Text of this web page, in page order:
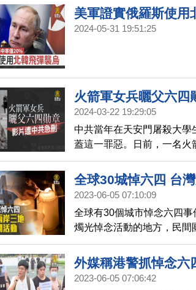
個人。
美軍證實俄羅斯使用
宇掃描
2024-05-31 19:51:25
火箭軍女兵曬父六四
2024-03-22 19:29:05
中共當年在天安門屠殺大
蓋這一罪惡。日前，一名火
六四勛章，引發爭議後，
相的關注。
全球30城悼六四 台
2023-06-05 07:10:09
全球有30個城市悼念六四
燭光悼念活動的地方，民間
證者、在台港人、人權工
雨參加活動，就是為了對中
外媒稱港警抓悼念六
2023-06-05 07:06:42